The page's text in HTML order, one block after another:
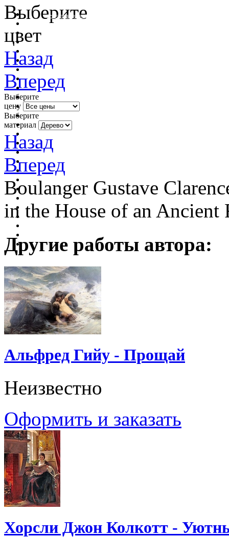
очистить фильтр цвета
Выберите
цвет
Назад
Вперед
Выберите
цену
Выберите
материал
Назад
Вперед
Boulanger Gustave
in the House of an Ancient
Другие работы автора:
Альфред Гийу - Прощай
Неизвестно
Оформить и заказать
Хорсли Джон Колкотт -